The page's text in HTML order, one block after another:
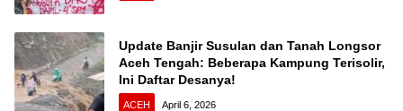
Update Banjir Susulan dan Tanah Longsor
Aceh Tengah: Beberapa Kampung Terisolir,
Ini Daftar Desanya!
ACEH April 6, 2026